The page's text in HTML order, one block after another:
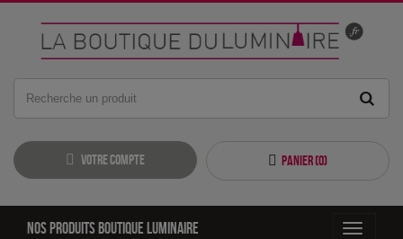
Votre compte Panier (0)
Toggle
Nos produits boutique luminaire